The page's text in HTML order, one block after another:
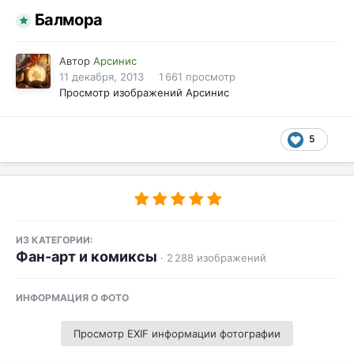
Балмора
Автор Арсинис
11 декабря, 2013
1 661 просмотр
Просмотр изображений Арсинис
5
ИЗ КАТЕГОРИИ:
Фан-арт и комиксы · 2 288 изображений
ИНФОРМАЦИЯ О ФОТО
Просмотр EXIF информации фотографии